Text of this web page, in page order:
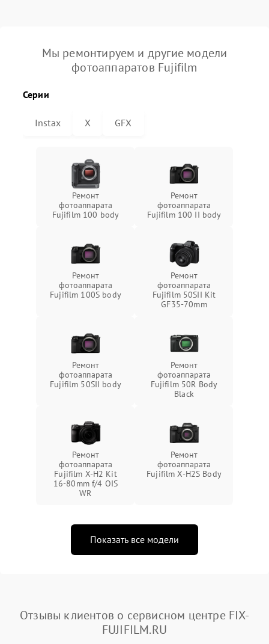
Мы ремонтируем и другие модели
фотоаппаратов Fujifilm
Серии
Instax X GFX
Ремонт
фотоаппарата
Fujifilm 100 body
Ремонт
фотоаппарата
Fujifilm 100 II body
Ремонт
фотоаппарата
Fujifilm 100S body
Ремонт
фотоаппарата
Fujifilm 50SII Kit
GF35-70mm
Ремонт
фотоаппарата
Fujifilm 50SII body
Ремонт
фотоаппарата
Fujifilm 50R Body
Black
Ремонт
фотоаппарата
Fujifilm X-H2 Kit
16-80mm f/4 OIS
WR
Ремонт
фотоаппарата
Fujifilm X-H2S Body
Показать все модели
Отзывы клиентов о сервисном центре FIX-
FUJIFILM.RU